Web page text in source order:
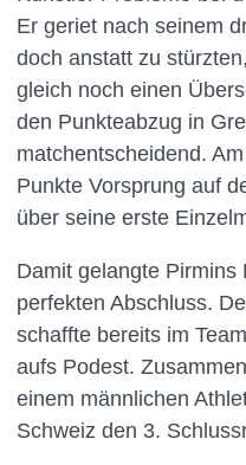
Er geriet nach seinem
doch anstatt zu
gleich noch einen
den Punkteabzug in
matchentscheidend.
Punkte Vorsprung auf
über seine erste
Damit gelangte Pirmins
perfekten Abschluss.
schaffte bereits im
aufs Podest.
einem männlichen
Schweiz den 3.